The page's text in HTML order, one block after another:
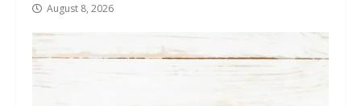
August 8, 2026